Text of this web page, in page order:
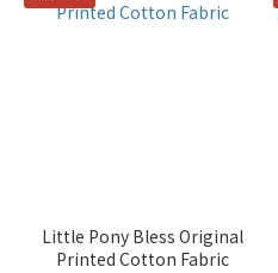
Little Pony Bless Original
Printed Cotton Fabric